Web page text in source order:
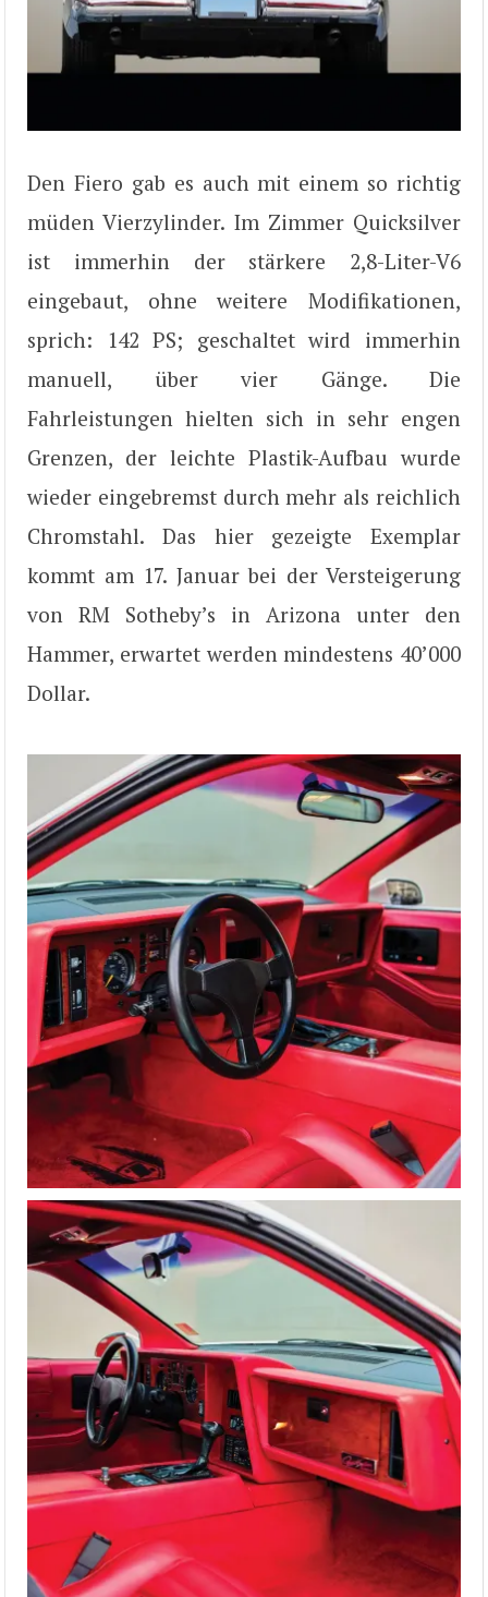
Den Fiero gab es auch mit einem so richtig
müden Vierzylinder. Im Zimmer Quicksilver
ist immerhin der stärkere 2,8-Liter-V6
eingebaut, ohne weitere Modifikationen,
sprich: 142 PS; geschaltet wird immerhin
manuell, über vier Gänge. Die
Fahrleistungen hielten sich in sehr engen
Grenzen, der leichte Plastik-Aufbau wurde
wieder eingebremst durch mehr als reichlich
Chromstahl. Das hier gezeigte Exemplar
kommt am 17. Januar bei der Versteigerung
von RM Sotheby’s in Arizona unter den
Hammer, erwartet werden mindestens 40’000
Dollar.